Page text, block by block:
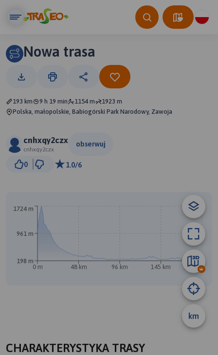
Nowa trasa
193 km 9 h 19 min 1154 m
1923 m
Polska, małopolskie, Babiogórski Park Narodowy, Zawoja
cnhxqy2czx
cnhxqy2czx
obserwuj
0 1.0/6
km
0 m 48 km 96 km 145 km 193 km
198 m
961 m
1724 m
CHARAKTERYSTYKA TRASY